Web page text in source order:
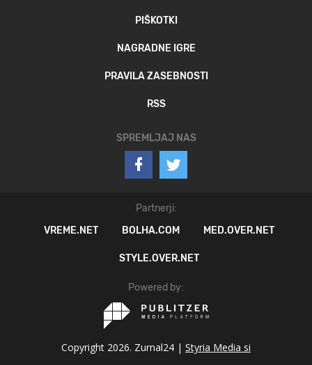
PIŠKOTKI
NAGRADNE IGRE
PRAVILA ZASEBNOSTI
RSS
SPREMLJAJ NAS
Partnerji:
VREME.NET
BOLHA.COM MED.OVER.NET
STYLE.OVER.NET
Powered by:
Copyright 2026. Zurnal24 | Styria Media si